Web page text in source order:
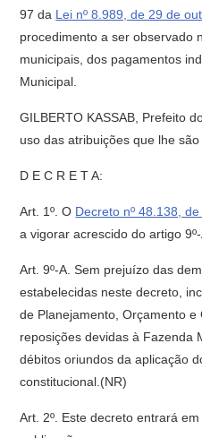
97 da Lei nº 8.989, de 29 de
procedimento a ser observado
municipais, dos pagamentos
Municipal.
GILBERTO KASSAB, Prefeito
uso das atribuições que lhe
D E C R E T A:
Art. 1º. O Decreto nº 48.138,
a vigorar acrescido do artigo
Art. 9º-A. Sem prejuízo das
estabelecidas neste decreto,
de Planejamento, Orçamento
reposições devidas à Fazenda
débitos oriundos da aplicação
constitucional.(NR)
Art. 2º. Este decreto entrará